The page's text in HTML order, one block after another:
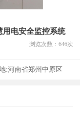
用电安全监控系统
浏览次数： 646次
:河南省郑州中原区